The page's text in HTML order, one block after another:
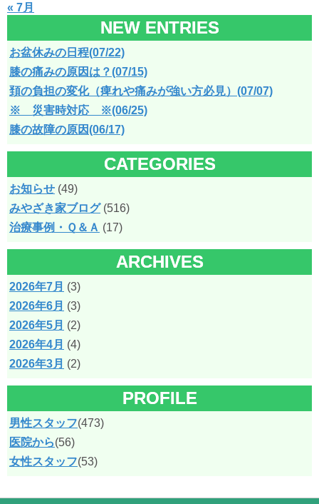
« 7月
NEW ENTRIES
お盆休みの日程(07/22)
膝の痛みの原因は？(07/15)
頚の負担の変化（痺れや痛みが強い方必見）(07/07)
※ 災害時対応 ※(06/25)
膝の故障の原因(06/17)
CATEGORIES
お知らせ (49)
みやざき家ブログ(516)
治療事例・Ｑ＆Ａ (17)
ARCHIVES
2026年7月 (3)
2026年6月 (3)
2026年5月 (2)
2026年4月 (4)
2026年3月 (2)
PROFILE
男性スタッフ(473)
医院から(56)
女性スタッフ(53)